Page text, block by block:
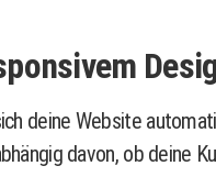
deine Website
davon, ob deine